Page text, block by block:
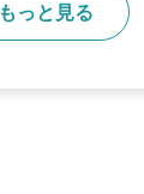
もっと見る